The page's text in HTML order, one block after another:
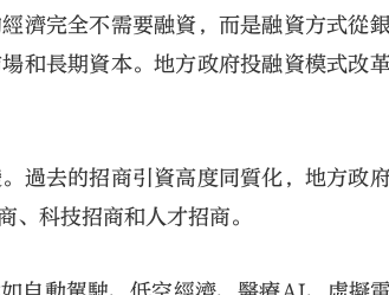
濟完全不需要融資，而是融資方式從
和長期資本。地方政府投融資模式改
過去的招商引資高度同質化，地方政
科技招商和人才招商。